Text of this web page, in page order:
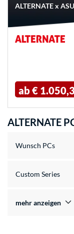
ab €
ALTERNATE
Wunsch PCs
Custom Series
mehr anzeigen